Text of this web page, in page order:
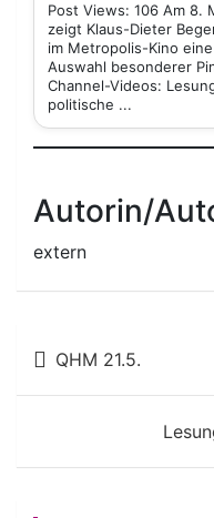
Post Views: 106 Am 8.
zeigt Klaus-Dieter
im Metropolis-Kino eine
Auswahl besonderer
Channel-Videos:
politische ...
Autorin/
extern
QHM 21.5.